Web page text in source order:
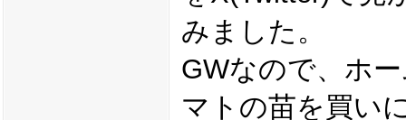
みました。
GWなので、ホ
マトの苗を買い